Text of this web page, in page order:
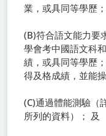
業，或具同等學歷
(B)符合語文能力要
學會考中國語文科
績，或具同等學歷
得及格成績，並能
(C)通過體能測驗（
所列的資料）； 及